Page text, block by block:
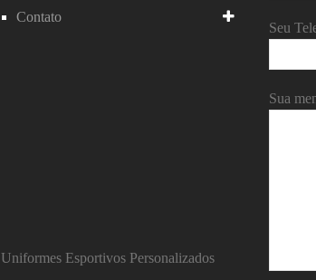
Contato
Uniformes Esportivos Personalizados
Seu
Sua